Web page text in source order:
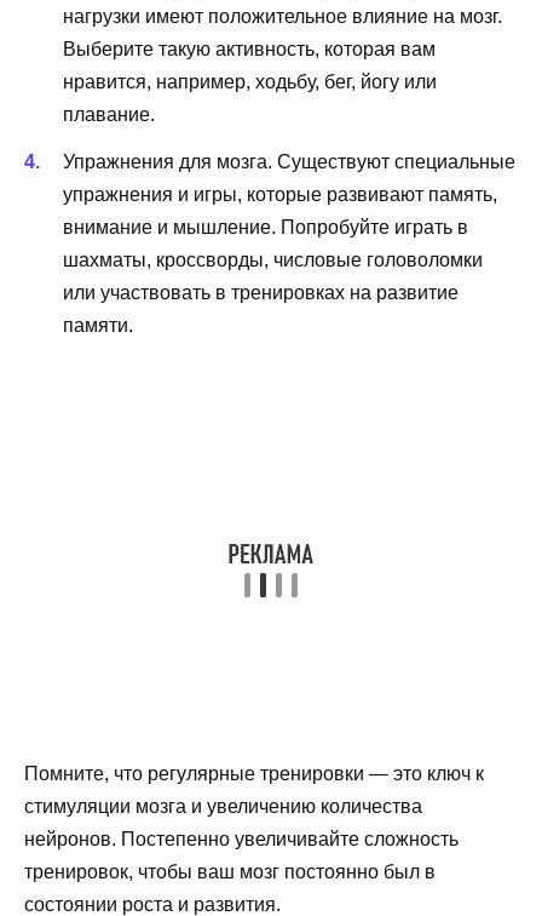
нагрузки имеют положительное влияние на мозг.
Выберите такую активность, которая вам
нравится, например, ходьбу, бег, йогу или
плавание.
Упражнения для мозга. Существуют специальные
упражнения и игры, которые развивают память,
внимание и мышление. Попробуйте играть в
шахматы, кроссворды, числовые головоломки
или участвовать в тренировках на развитие
памяти.
Помните, что регулярные тренировки — это ключ к
стимуляции мозга и увеличению количества
нейронов. Постепенно увеличивайте сложность
тренировок, чтобы ваш мозг постоянно был в
состоянии роста и развития.